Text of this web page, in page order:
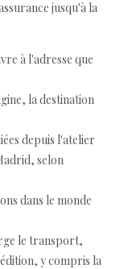
jusqu'à la
à l'adresse que
la destination
depuis l'atelier
selon
dans le monde
le transport,
y compris la